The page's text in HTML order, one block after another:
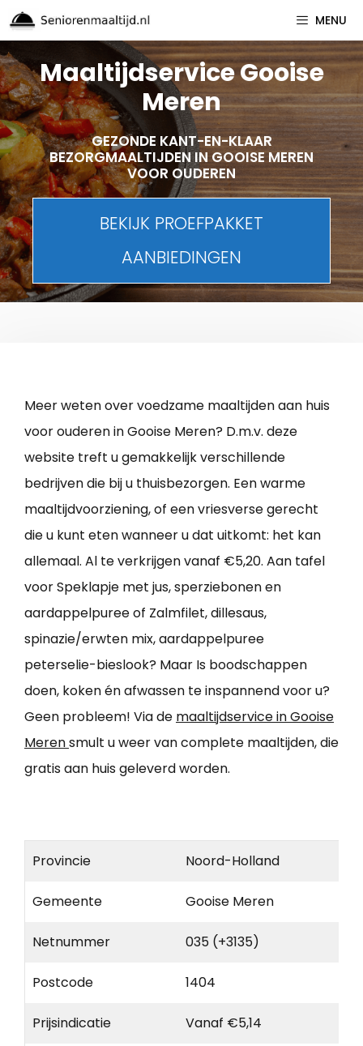
Spring
naar
inhoud
MENU
Maaltijdservice Gooise
Meren
GEZONDE KANT-EN-KLAAR
BEZORGMAALTIJDEN IN GOOISE MEREN
VOOR OUDEREN
BEKIJK PROEFPAKKET
AANBIEDINGEN
Meer weten over voedzame maaltijden aan huis
voor ouderen in Gooise Meren? D.m.v. deze
website treft u gemakkelijk verschillende
bedrijven die bij u thuisbezorgen. Een warme
maaltijdvoorziening, of een vriesverse gerecht
die u kunt eten wanneer u dat uitkomt: het kan
allemaal. Al te verkrijgen vanaf €5,20. Aan tafel
voor Speklapje met jus, sperziebonen en
aardappelpuree of Zalmfilet, dillesaus,
spinazie/erwten mix, aardappelpuree
peterselie-bieslook? Maar Is boodschappen
doen, koken én afwassen te inspannend voor u?
Geen probleem! Via de maaltijdservice in Gooise
Merensmult u weer van complete maaltijden, die
gratis aan huis geleverd worden.
Provincie Noord-Holland
Gemeente Gooise Meren
Netnummer 035 (+3135)
Postcode 1404
Prijsindicatie Vanaf €5,14